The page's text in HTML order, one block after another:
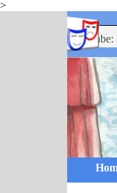
>
Direkt zum Seiteninhalt
-